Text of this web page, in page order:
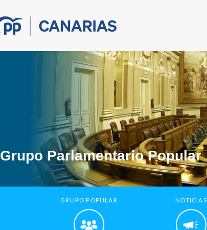
Grupo Parlamentario Popular
GRUPO POPULAR NOTICIAS